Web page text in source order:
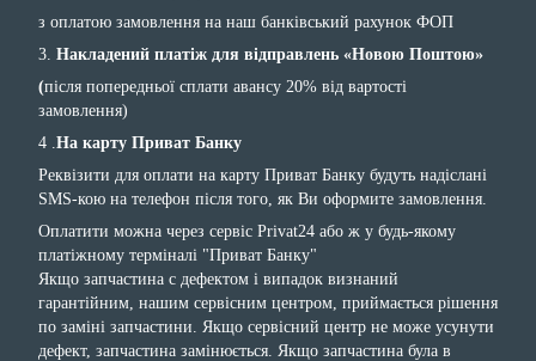
з оплатою замовлення на наш банківський рахунок ФОП
3. Накладений платіж для відправлень «Новою Поштою»
(після попередньої сплати авансу 20% від вартості
замовлення)
4 . На карту Приват Банку
Реквізити для оплати на карту Приват Банку будуть надіслані
SMS-кою на телефон після того, як Ви оформите замовлення.
Оплатити можна через сервіс Privat24 або ж у будь-якому
платіжному терміналі "Приват Банку"
Якщо запчастина с дефектом і випадок визнаний
гарантійним, нашим сервісним центром, приймається рішення
по заміні запчастини. Якщо сервісний центр не може усунути
дефект, запчастина замінюється. Якщо запчастина була в